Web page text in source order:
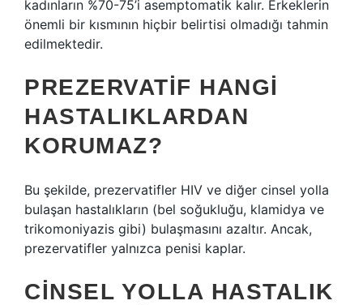
kadınların %70-75’i asemptomatik kalır. Erkeklerin
önemli bir kısmının hiçbir belirtisi olmadığı tahmin
edilmektedir.
PREZERVATIF HANGI
HASTALIKLARDAN
KORUMAZ?
Bu şekilde, prezervatifler HIV ve diğer cinsel yolla
bulaşan hastalıkların (bel soğukluğu, klamidya ve
trikomoniyazis gibi) bulaşmasını azaltır. Ancak,
prezervatifler yalnızca penisi kaplar.
CINSEL YOLLA HASTALIK